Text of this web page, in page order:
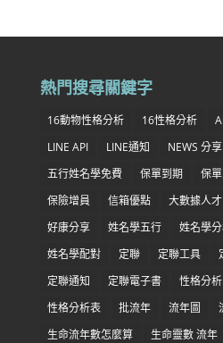
熱門搜尋關鍵字
16動物性格分析 16性格分析
LINE API
LINE通知 NEWS 分享
五行姓名學免費
保單到期 保
保險增員
信箱優點 大數據人才
好康分享
姓名學五行 姓名學
姓名學配對
定聯 定聯工具
定聯通知
定聯電子書 性格分
性格分析表
批流年 流年圖
生命流年數怎麼算
生命靈數 流年